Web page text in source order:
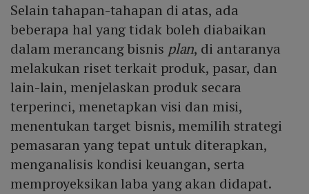
Selain tahapan-tahapan di atas, ada
beberapa hal yang tidak boleh diabaikan
dalam merancang bisnis plan, di antaranya
melakukan riset terkait produk, pasar, dan
lain-lain, menjelaskan produk secara
terperinci, menetapkan visi dan misi,
menentukan target bisnis, memilih strategi
pemasaran yang tepat untuk diterapkan,
menganalisis kondisi keuangan, serta
memproyeksikan laba yang akan didapat.